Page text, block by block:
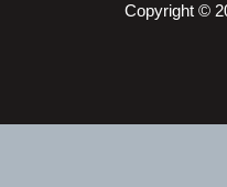
Copyright ©